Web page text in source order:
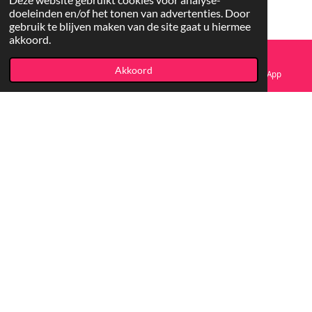
doeleinden en/of het tonen van advertenties. Door
gebruik te blijven maken van de site gaat u hiermee
akkoord.
AkkoordFacebook WhatsApp